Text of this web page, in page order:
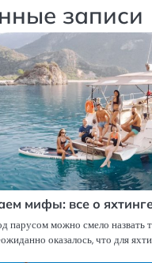
записи
мифы: все о
парусом можно смело назвать
оказалось, что для